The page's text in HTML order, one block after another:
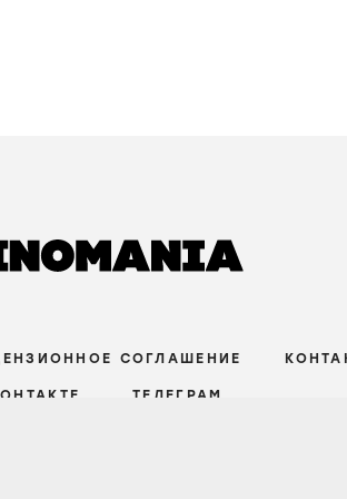
СОГЛАШЕНИЕ
ТЕЛЕГРАМ